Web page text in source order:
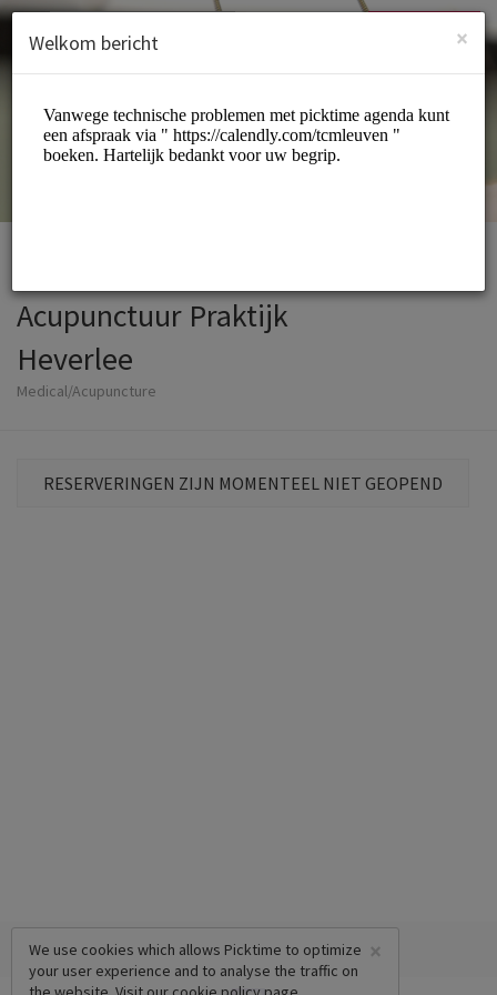
INSCHRIJVEN
Acupunctuur Praktijk
Heverlee
Medical/Acupuncture
RESERVERINGEN ZIJN MOMENTEEL NIET GEOPEND
×
We use cookies which allows Picktime to optimize
your user experience and to analyse the traffic on
×
Welkom bericht